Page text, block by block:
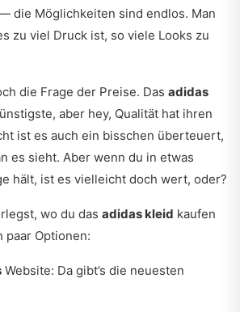
die Möglichkeiten sind endlos. Man
zu viel Druck ist, so viele Looks zu
die Frage der Preise. Das adidas
aber hey, Qualität hat ihren
ist es auch ein bisschen überteuert,
es sieht. Aber wenn du in etwas
hält, ist es vielleicht doch wert, oder?
wo du das adidas kleid kaufen
paar Optionen:
Website: Da gibt’s die neuesten